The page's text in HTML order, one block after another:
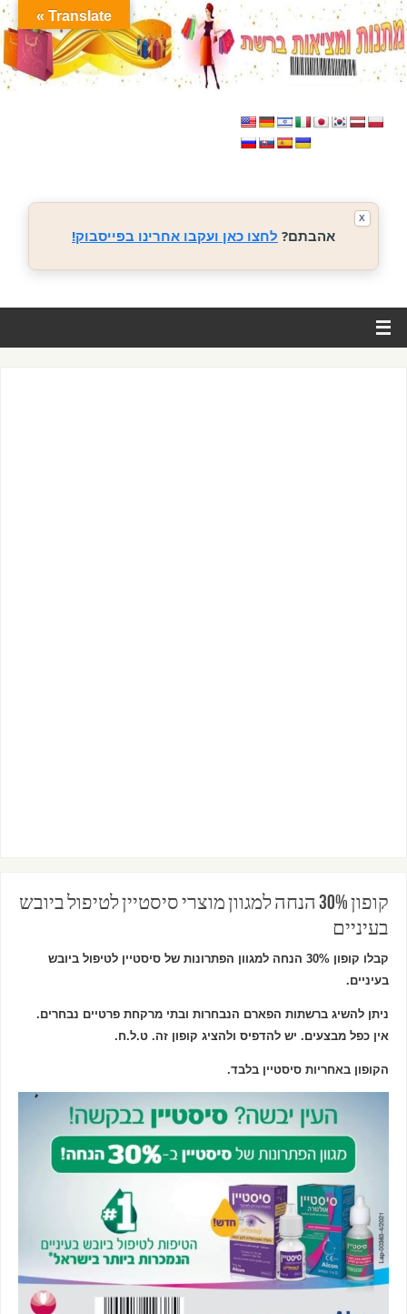
אהבתם? לחצו כאן ועקבו אחרינו בפייסבוק!
X
קופון 30% הנחה למגוון מוצרי סיסטיין לטיפול ביובש
בעיניים
קבלו קופון 30% הנחה למגוון הפתרונות של סיסטיין לטיפול ביובש
בעיניים.
ניתן להשיג ברשתות הפארם הנבחרות ובתי מרקחת פרטיים נבחרים.
אין כפל מבצעים. יש להדפיס ולהציג קופון זה. ט.ל.ח.
הקופון באחריות סיסטיין בלבד.
Translate »